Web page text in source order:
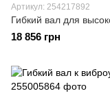
Артикул: 254217892
Гибкий вал для
18 856 грн